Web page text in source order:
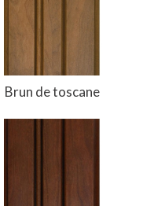
Brun de toscane